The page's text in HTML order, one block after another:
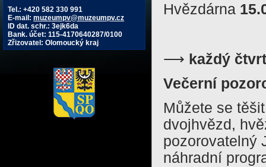
Tel.: +420 582 330 991
E-mail: muzeumpv@muzeumpv.cz
ID dat. schr.: 3ejk6da
Bank. účet: 115-4170640287/0100
Zřizovatel: Olomoucký kraj
Hvězdárna
⟶ každý
Večerní
Můžete se
dvojhvězd,
pozorovatelný
náhradní